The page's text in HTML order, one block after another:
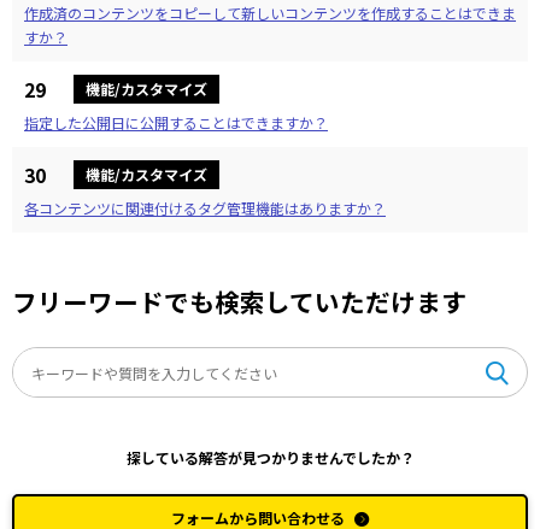
作成済のコンテンツをコピーして新しいコンテンツを作成することはできま
すか？
29
機能/カスタマイズ
指定した公開日に公開することはできますか？
30
機能/カスタマイズ
各コンテンツに関連付けるタグ管理機能はありますか？
フリーワードでも検索していただけます
探している解答が見つかりませんでしたか？
フォームから問い合わせる